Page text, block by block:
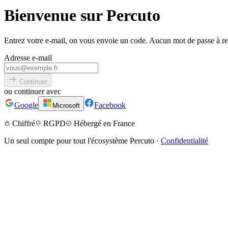
Bienvenue sur Percuto
Entrez votre e-mail, on vous envoie un code. Aucun mot de passe à
Adresse e-mail
Continuer
ou continuer avec
Google
Microsoft Facebook
Chiffré RGPD
Hébergé en France
Un seul compte pour tout l'écosystème Percuto · Confidentialité